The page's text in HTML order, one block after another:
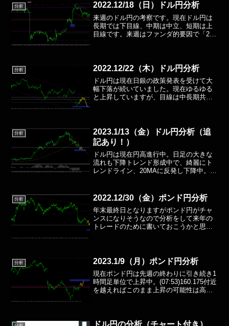
分析 2022.12/18（日）ドル円分析
来週のドル円の考察です。現在ドル円は
長期では下目線、中期は中立、短期は上
目線です。来週はファンダ的要因で「2％
ャネルを下抜けが確定し...
分析 2022.12/22（木）ドル円分析
ドル円は現在日銀の政策発表を受けて大
幅下落が続いていました。現在ゆるゆる
と上昇していますが、目線は中長期共に
す。中期では下降チャネル...
分析
2023.1/13（金）ドル円分析（追
記あり！）
ドル円は現在円高進行中。日足の大きな
流れも下降トレンド形成中で、綺麗にト
レンドライン、20MAに反発し下降中。
で良いと思いますが、そのままずるずる
分析 2022.12/30（金）ポンド円分析
年末最終日となりますがポンド円がチャ
ンスになりそうなので分析をして来年の
トレードのために書いておこうかと思い
能性も十分ありますが、も...
分析 2023.1/9（月）ポンド円分析
現在ポンド円は先週の終わりに引き続き1
時間足単位で上昇中。(07:53)160.175付近
を越えればこのまま上昇の可能性は高ま
160...